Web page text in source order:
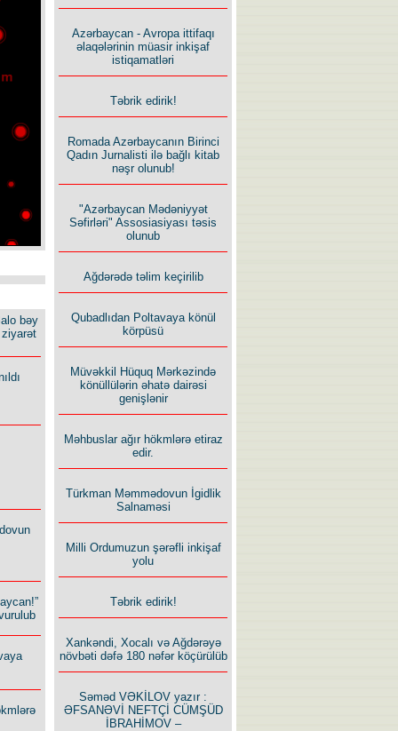
bəy
ziyarət
Azərbaycan - Avropa ittifaqı
əlaqələrinin müasir inkişaf
istiqamatləri
Təbrik edirik!
Romada Azərbaycanın Birinci
Qadın Jurnalisti ilə bağlı kitab
nəşr olunub!
"Azərbaycan Mədəniyyət
Səfirləri" Assosiasiyası təsis
olunub
Ağdərədə təlim keçirilib
Qubadlıdan Poltavaya könül
körpüsü
Müvəkkil Hüquq Mərkəzində
könüllülərin əhatə dairəsi
genişlənir
Məhbuslar ağır hökmlərə etiraz
edir.
Türkman Məmmədovun İgidlik
Salnaməsi
Milli Ordumuzun şərəfli inkişaf
yolu
Təbrik edirik!
Xankəndi, Xocalı və Ağdərəyə
növbəti dəfə 180 nəfər köçürülüb
Səməd VƏKİLOV yazır :
ƏFSANƏVİ NEFTÇİ CÜMŞÜD
İBRAHİMOV –